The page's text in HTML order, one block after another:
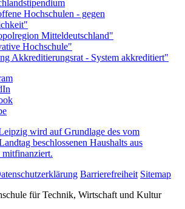
wird auf Grundlage des vom
beschlossenen Haushalts aus
mitfinanziert.
Barrierefreiheit Sitemap
für Technik, Wirtschaft und Kultur